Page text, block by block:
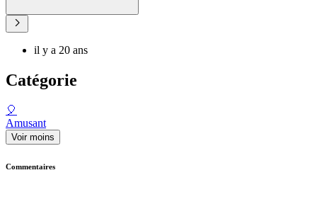
il y a 20 ans
Catégorie
🎈
Amusant
Voir moins
Commentaires